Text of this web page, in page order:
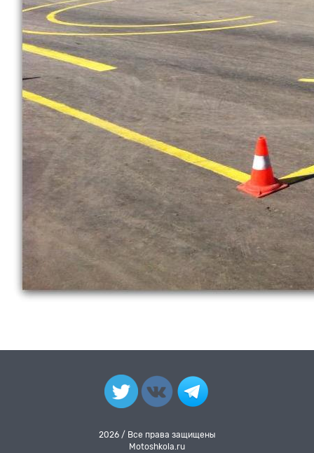
2026 / Все права защищены
Motoshkola.ru